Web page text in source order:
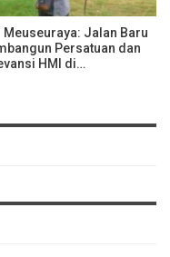
Meuseuraya: Jalan Baru
Persatuan dan
HMI di…